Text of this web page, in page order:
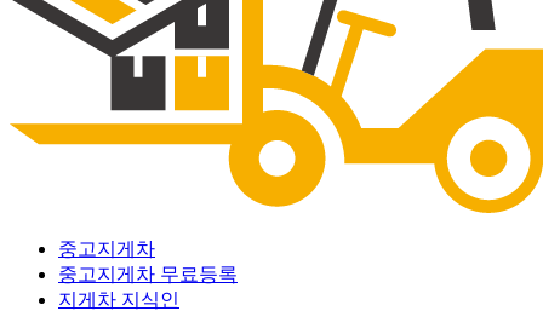
중고지게차
중고지게차 무료등록
지게차 지식인